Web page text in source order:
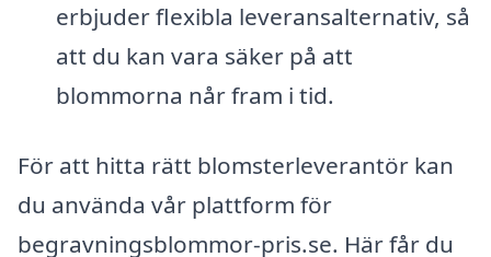
erbjuder flexibla leveransalternativ, så
att du kan vara säker på att
blommorna når fram i tid.
För att hitta rätt blomsterleverantör kan
du använda vår plattform för
begravningsblommor-pris.se. Här får du